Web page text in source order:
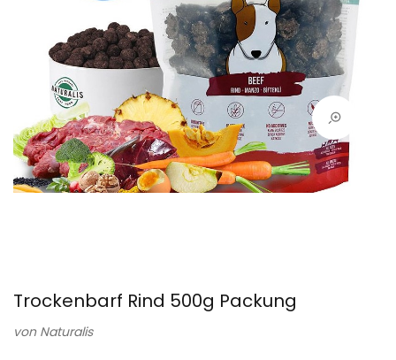
Trockenbarf Rind 500g Packung
von Naturalis